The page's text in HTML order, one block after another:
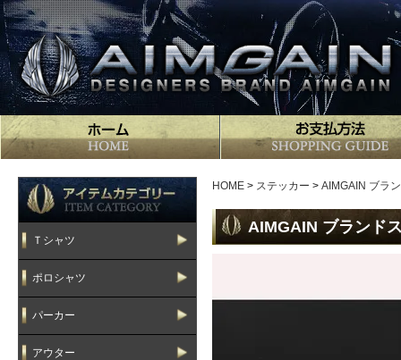
Ｔシャツ
ポロシャツ
パーカー
アウター
HOME > ステッカー > AIMGAIN ブラ
AIMGAIN ブランド